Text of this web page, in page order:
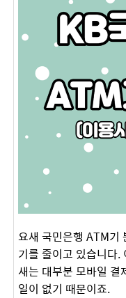
요새 국민은행 ATM기
기를 줄이고 있습니다.
새는 대부분 모바일 결
일이 없기 때문이죠.